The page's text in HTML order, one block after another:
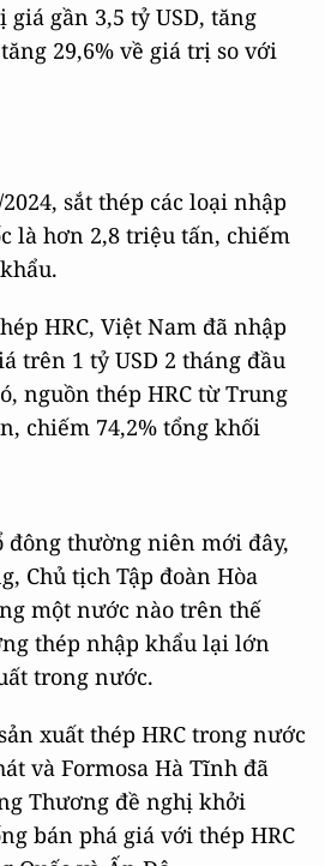
gần 3,5 tỷ USD, tăng
29,6% về giá trị so với
sắt thép các loại nhập
là hơn 2,8 triệu tấn, chiếm
HRC, Việt Nam đã nhập
trên 1 tỷ USD 2 tháng đầu
nguồn thép HRC từ Trung
chiếm 74,2% tổng khối
đông thường niên mới đây,
Chủ tịch Tập đoàn Hòa
một nước nào trên thế
thép nhập khẩu lại lớn
trong nước.
xuất thép HRC trong nước
và Formosa Hà Tĩnh đã
Thương đề nghị khởi
bán phá giá với thép HRC